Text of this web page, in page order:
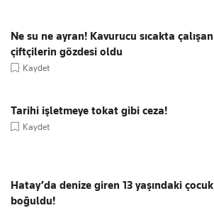
Ne su ne ayran! Kavurucu sıcakta çalışan
çiftçilerin gözdesi oldu
Kaydet
Tarihi işletmeye tokat gibi ceza!
Kaydet
Hatay’da denize giren 13 yaşındaki çocuk
boğuldu!